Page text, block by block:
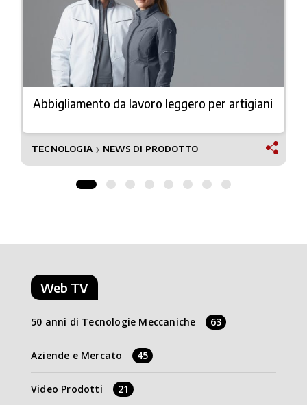
Abbigliamento da lavoro leggero per artigiani
TECNOLOGIA ❯ NEWS DI PRODOTTO
Web TV
50 anni di Tecnologie Meccaniche 63
Aziende e Mercato 45
Video Prodotti 21